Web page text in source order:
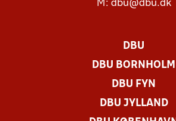
M: dbu@dbu.dk
DBU
DBU BORNHOLM
DBU FYN
DBU JYLLAND